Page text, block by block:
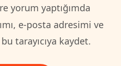
yorum yaptığımda
e-posta adresimi ve
tarayıcıya kaydet.